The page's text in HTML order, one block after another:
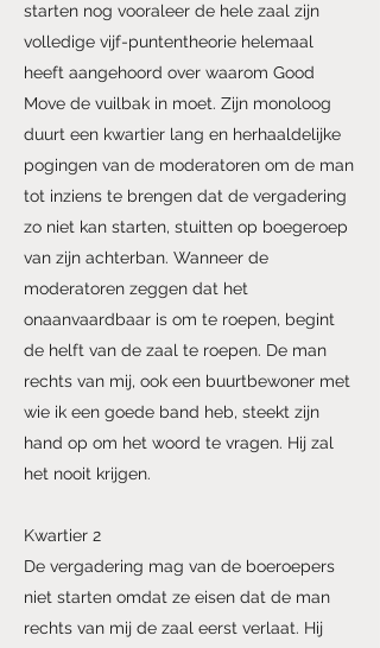
starten nog vooraleer de hele zaal zijn
volledige vijf-puntentheorie helemaal
heeft aangehoord over waarom Good
Move de vuilbak in moet. Zijn monoloog
duurt een kwartier lang en herhaaldelijke
pogingen van de moderatoren om de man
tot inziens te brengen dat de vergadering
zo niet kan starten, stuitten op boegeroep
van zijn achterban. Wanneer de
moderatoren zeggen dat het
onaanvaardbaar is om te roepen, begint
de helft van de zaal te roepen. De man
rechts van mij, ook een buurtbewoner met
wie ik een goede band heb, steekt zijn
hand op om het woord te vragen. Hij zal
het nooit krijgen.
Kwartier 2
De vergadering mag van de boeroepers
niet starten omdat ze eisen dat de man
rechts van mij de zaal eerst verlaat. Hij